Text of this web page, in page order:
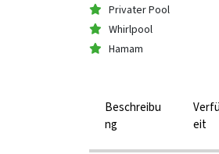
Privater Pool
Whirlpool
Hamam
Beschreibu
ng
eit